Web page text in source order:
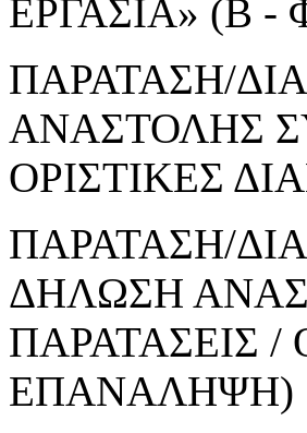
ΕΡΓΑΣΙΑ» (Β
ΠΑΡΑΤΑΣΗ/
ΑΝΑΣΤΟΛΗΣ
ΟΡΙΣΤΙΚΕΣ
ΠΑΡΑΤΑΣΗ/
ΔΗΛΩΣΗ
ΠΑΡΑΤΑΣΕΙΣ /
ΕΠΑΝΑΛΗΨΗ)